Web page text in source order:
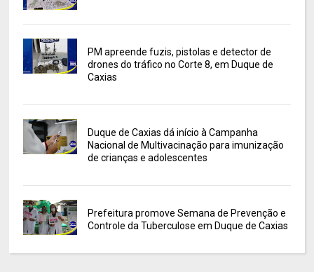
PM apreende fuzis, pistolas e detector de
drones do tráfico no Corte 8, em Duque de
Caxias
Duque de Caxias dá início à Campanha
Nacional de Multivacinação para imunização
de crianças e adolescentes
Prefeitura promove Semana de Prevenção e
Controle da Tuberculose em Duque de Caxias